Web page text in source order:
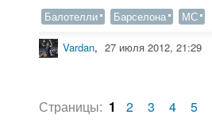
Балотелли Барселона МС
Vardan, 27 июля 2012, 21:29
Страницы: 1 2 3 4 5